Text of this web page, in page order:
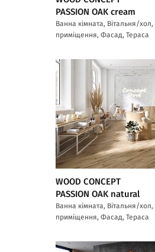
PASSION OAK cream
Ванна кімната, Вітальня/
приміщення, Фасад, Тераса
WOOD CONCEPT
PASSION OAK natural
Ванна кімната, Вітальня/
приміщення, Фасад, Тераса